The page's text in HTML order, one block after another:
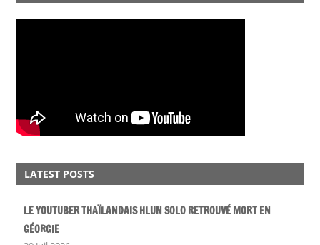
LATEST POSTS
LE YOUTUBER THAÏLANDAIS HLUN SOLO RETROUVÉ MORT EN
GÉORGIE